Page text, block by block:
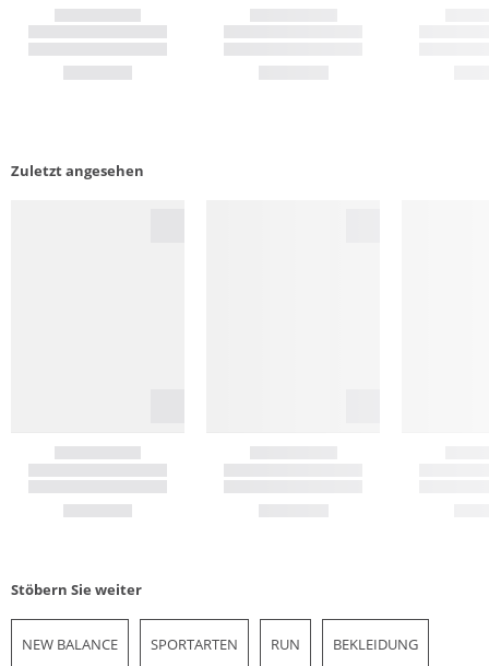
Zuletzt angesehen
Stöbern Sie weiter
NEW BALANCE SPORTARTEN RUN BEKLEIDUNG